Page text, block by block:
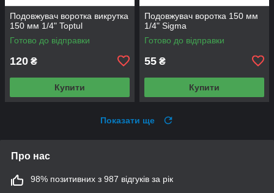
Подовжувач воротка викрутка
150 мм 1/4" Toptul
Готово до відправки
120 ₴
Купити
Подовжувач воротка 150 мм
1/4" Sigma
Готово до відправки
55 ₴
Купити
Показати ще
Про нас
98% позитивних з 987 відгуків за рік